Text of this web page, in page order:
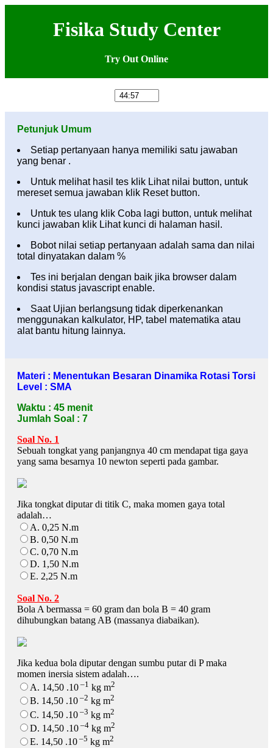
Fisika Study Center
Try Out Online
Petunjuk Umum
Setiap pertanyaan hanya memiliki satu jawaban
yang benar .
Untuk melihat hasil tes klik Lihat nilai button, untuk
mereset semua jawaban klik Reset button.
Untuk tes ulang klik Coba lagi button, untuk melihat
kunci jawaban klik Lihat kunci di halaman hasil.
Bobot nilai setiap pertanyaan adalah sama dan nilai
total dinyatakan dalam %
Tes ini berjalan dengan baik jika browser dalam
kondisi status javascript enable.
Saat Ujian berlangsung tidak diperkenankan
menggunakan kalkulator, HP, tabel matematika atau
alat bantu hitung lainnya.
Materi : Menentukan Besaran Dinamika Rotasi Torsi
Level : SMA
Waktu : 45 menit
Jumlah Soal : 7
Soal No. 1
Sebuah tongkat yang panjangnya 40 cm mendapat tiga gaya
yang sama besarnya 10 newton seperti pada gambar.
Jika tongkat diputar di titik C, maka momen gaya total
adalah…
A. 0,25 N.m
B. 0,50 N.m
C. 0,70 N.m
D. 1,50 N.m
E. 2,25 N.m
Soal No. 2
Bola A bermassa = 60 gram dan bola B = 40 gram
dihubungkan batang AB (massanya diabaikan).
Jika kedua bola diputar dengan sumbu putar di P maka
momen inersia sistem adalah….
A. 14,50 .10 –1 kg m2
B. 14,50 .10 –2 kg m2
C. 14,50 .10 –3 kg m2
D. 14,50 .10 –4 kg m2
E. 14,50 .10 –5 kg m2